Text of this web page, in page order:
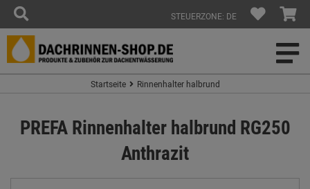
STEUERZONE: DE
Startseite Rinnenhalter halbrund
PREFA Rinnenhalter halbrund RG250
Anthrazit